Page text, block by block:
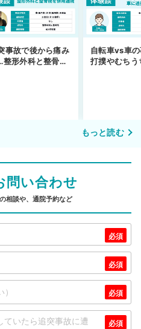
事故で後から痛み
形外科と整骨院
自転車vs車
打撲やむちう
もっと読む
問い合わせ
相談や、通院予約など